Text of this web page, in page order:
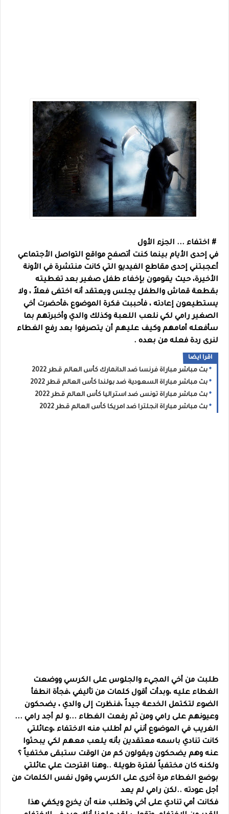
# اختفاء ... الجزء الأول
في إحدى الأيام بينما كنت أتصفح مواقع التواصل الأجتماعي
أعجبتني إحدى مقاطع الفيديو التي كانت منتشرة في الأونة
الأخيرة، حيث يقومون بإخفاء طفل صغير بعد تغطيته
بقطعة قماش والطفل يجلس ويعتقد أنه اختفى فعلاً ، ولا
يستطيعون إعادته ، فأحببت فكرة الموضوع ،فأحضرت أخي
الصغير رامي لكي نلعب اللعبة وكذلك والدي وأخبرتهم بما
سأفعله أمامهم وكيف عليهم أن يتصرفوا بعد رفع الغطاء
لنرى ردة فعله من بعده .
اقرا ايضا
بث مباشر مباراة فرنسا ضد الدانمارك كأس العالم قطر 2022
بث مباشر مباراة السعودية ضد بولندا كأس العالم قطر 2022
بث مباشر مباراة تونس ضد استراليا كأس العالم قطر 2022
بث مباشر مباراة انجلترا ضد امريكا كأس العالم قطر 2022
طلبت من أخي المجيء والجلوس على الكرسي ووضعت
الغطاء عليه ،وبدأت أقول كلمات من تأليفي ،فجأة انطفأ
الضوء لتكتمل الخدعة جيداً ،فنظرت إلى والدي ، يضحكون
وعيونهم على رامي ومن ثم رفعت الغطاء ...و لم أجد رامي ...
الغريب في الموضوع أنني لم أطلب منه الاختفاء ،وعائلتي
كانت تنادي باسمه معتقدين بأنه يلعب معهم لكي يبحثوا
عنه وهم يضحكون ويقولون كم من الوقت ستبقى مختفياً ؟
ولكنه كان مختفياً لفترة طويلة ..وهنا اقترحت علي عائلتي
بوضع الغطاء مرة أخرى على الكرسي وقول نفس الكلمات من
أجل عودته ..لكن رامي لم يعد
فكانت أمي تنادي على أخي وتطلب منه أن يخرج ويكفي هذا